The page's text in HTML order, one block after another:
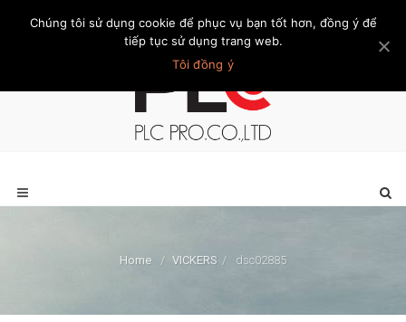
Trang chủ Giới thiệu Khách hàng Liên hệ Thành viên
Home / VICKERS / dsc02885
Chúng tôi sử dụng cookie để phục vụ bạn tốt hơn, đồng ý để
tiếp tục sử dụng trang web.
Tôi đồng ý